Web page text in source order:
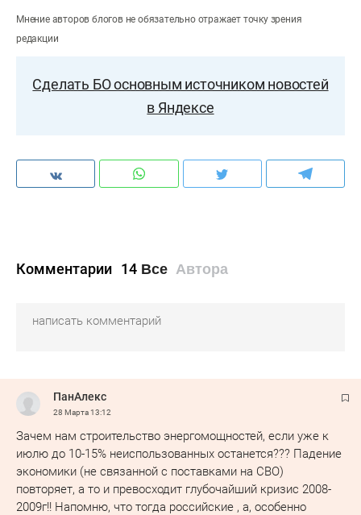
Мнение авторов блогов не обязательно отражает точку зрения
редакции
Сделать БО основным источником новостей
в Яндексе
Комментарии 14 Все Автора
ПанАлекс
28 Марта13:12
Зачем нам строительство энергомощностей, если уже к
июлю до 10-15% неиспользованных останется??? Падение
экономики (не связанной с поставками на СВО)
повторяет, а то и превосходит глубочайший кризис 2008-
2009г!! Напомню, что тогда российские , а, особенно